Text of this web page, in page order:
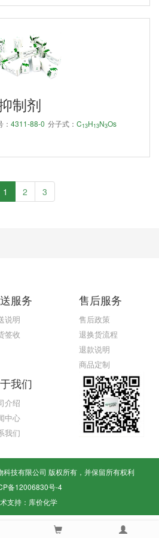
制剂
4311-88-0 分子式： C13H13N3Os
1 2 3
服务
说明
签收
售后服务
售后政策
退换货流程
退款说明
商品定制
我们
介绍
中心
我们
技有限公司 版权所有，并保留所有权利
备12006830号-4
支持： 库价化学